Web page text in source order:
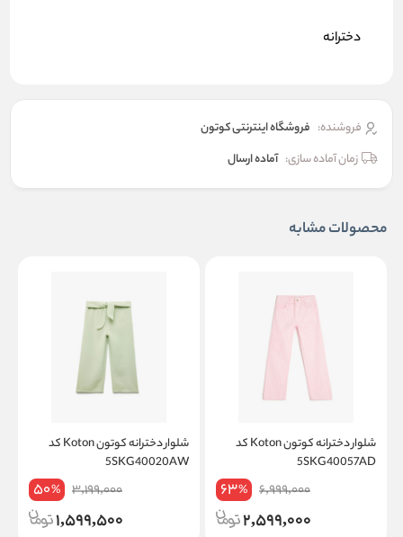
دخترانه
فروشنده: فروشگاه اینترنتی کوتون
زمان آماده سازی: آماده ارسال
محصولات مشابه
شلوار دخترانه کوتون Koton کد
5SKG40057AD
6,999,000
63%
2,599,000
شلوار دخترانه کوتون Koton کد
5SKG40020AW
3,199,000
50%
1,599,500